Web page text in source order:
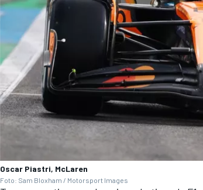
Oscar Piastri, McLaren
Foto: Sam Bloxham / Motorsport Images